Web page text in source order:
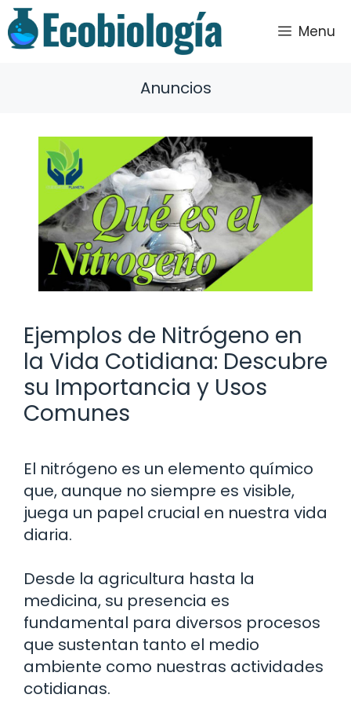
Saltar
al
contenido
Menu
Anuncios
Ejemplos de Nitrógeno en
la Vida Cotidiana: Descubre
su Importancia y Usos
Comunes
El nitrógeno es un elemento químico
que, aunque no siempre es visible,
juega un papel crucial en nuestra vida
diaria.
Desde la agricultura hasta la
medicina, su presencia es
fundamental para diversos procesos
que sustentan tanto el medio
ambiente como nuestras actividades
cotidianas.